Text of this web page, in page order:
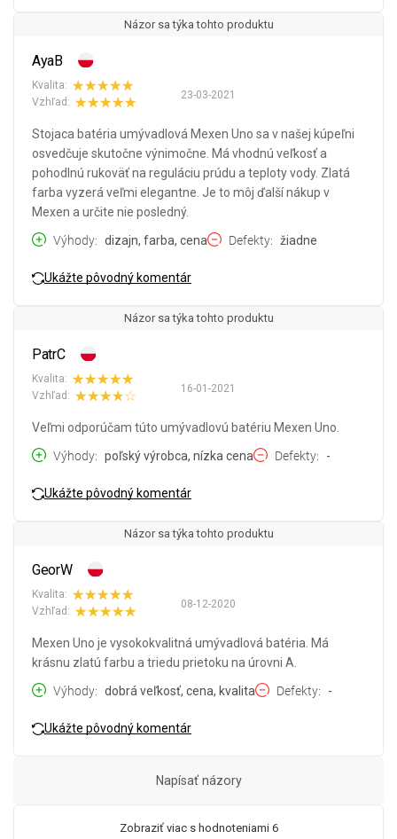
Názor sa týka tohto produktu
AyaB
23-03-2021
Kvalita:
Vzhľad:
Stojaca batéria umývadlová Mexen Uno sa v našej kúpeľni
osvedčuje skutočne výnimočne. Má vhodnú veľkosť a
pohodlnú rukoväť na reguláciu prúdu a teploty vody. Zlatá
farba vyzerá veľmi elegantne. Je to môj ďalší nákup v
Mexen a určite nie posledný.
Výhody
dizajn, farba, cena Defekty žiadne
Ukážte pôvodný komentár
Názor sa týka tohto produktu
PatrC
16-01-2021
Kvalita:
Vzhľad:
Veľmi odporúčam túto umývadlovú batériu Mexen Uno.
Výhody
poľský výrobca, nízka cena Defekty -
Ukážte pôvodný komentár
Názor sa týka tohto produktu
GeorW
08-12-2020
Kvalita:
Vzhľad:
Mexen Uno je vysokokvalitná umývadlová batéria. Má
krásnu zlatú farbu a triedu prietoku na úrovni A.
Výhody
dobrá veľkosť, cena, kvalita Defekty -
Ukážte pôvodný komentár
Zobraziť viac s hodnoteniami 6
Napísať názory